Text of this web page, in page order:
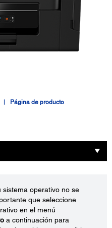
Página de producto
sistema operativo no se
que seleccione
en el menú
a continuación para